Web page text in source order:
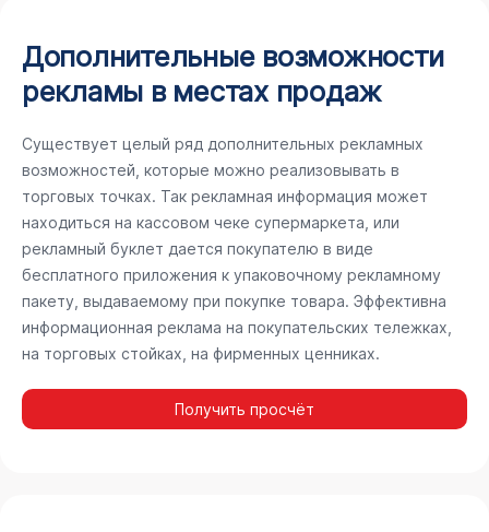
Дополнительные возможности
рекламы в местах продаж
Существует целый ряд дополнительных рекламных
возможностей, которые можно реализовывать в
торговых точках. Так рекламная информация может
находиться на кассовом чеке супермаркета, или
рекламный буклет дается покупателю в виде
бесплатного приложения к упаковочному рекламному
пакету, выдаваемому при покупке товара. Эффективна
информационная реклама на покупательских тележках,
на торговых стойках, на фирменных ценниках.
Получить просчёт